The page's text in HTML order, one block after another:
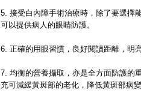
5. 接受白內障手術治療時，除了要選擇
可以提供病人的眼睛防護。
6. 正確的用眼習慣，良好閱讀距離，明
7. 均衡的營養攝取，亦是全方面防護的
充可減緩黃斑部的老化，降低黃斑部病